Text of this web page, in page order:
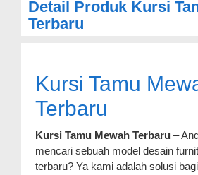
Detail Produk Kursi
Terbaru
Kursi Tamu
Terbaru
Kursi Tamu Mewah Terbaru –
mencari sebuah model desain
terbaru? Ya kami adalah solusi